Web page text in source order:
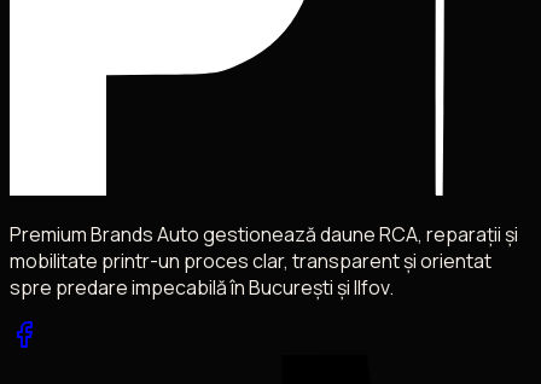
Premium Brands Auto gestionează daune RCA, reparații și
mobilitate printr-un proces clar, transparent și orientat
spre predare impecabilă în București și Ilfov.